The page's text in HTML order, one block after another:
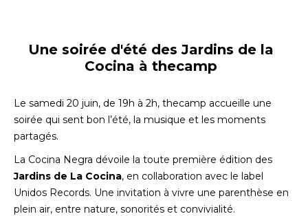
Une soirée d'été des Jardins de la
Cocina à thecamp
Le samedi 20 juin, de 19h à 2h, thecamp accueille une
soirée qui sent bon l’été, la musique et les moments
partagés.
La Cocina Negra dévoile la toute première édition des
Jardins de La Cocina, en collaboration avec le label
Unidos Records. Une invitation à vivre une parenthèse en
plein air, entre nature, sonorités et convivialité.